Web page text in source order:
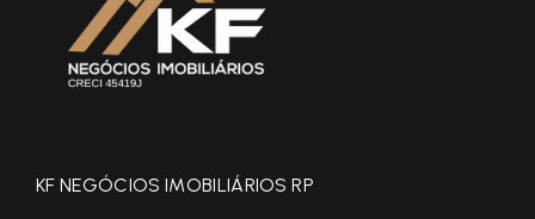
KF NEGÓCIOS IMOBILIÁRIOS RP